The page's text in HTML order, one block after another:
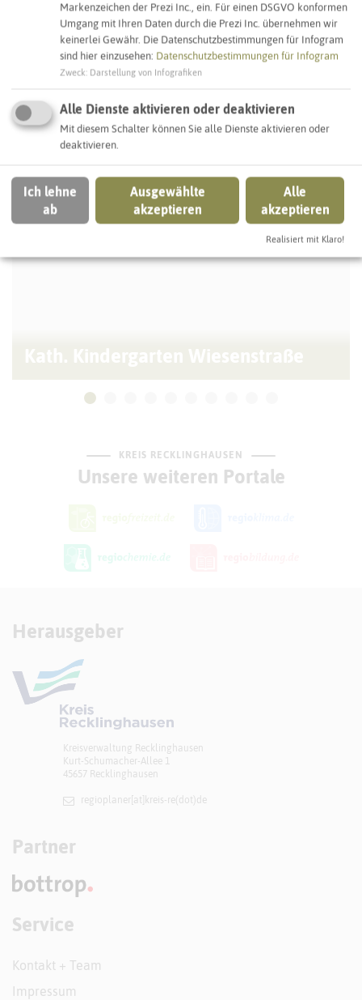
Kindertagestätten Gladbeck
IN DER UMGEBUNG
Was Sie sonst noch entdecken können
GLADBECK
KREIS RECKLINGHAUSEN
Unsere weiteren Portale
Herausgeber
Kreisverwaltung Recklinghausen
Kurt-Schumacher-Allee 1
45657 Recklinghausen
regioplaner[at]​kreis-re(dot)de
Partner
Service
Kontakt + Team
Impressum
Markenzeichen der Prezi Inc., ein. Für einen DSGVO konformen
Umgang mit Ihren Daten durch die Prezi Inc. übernehmen wir
keinerlei Gewähr. Die Datenschutzbestimmungen für Infogram
sind hier einzusehen: Datenschutzbestimmungen für Infogram
Zweck Darstellung von Infografiken
Alle Dienste aktivieren oder deaktivieren
Mit diesem Schalter können Sie alle Dienste aktivieren oder
deaktivieren.
Ich lehne
ab
Ausgewählte
akzeptieren
Alle
akzeptieren
Realisiert mit Klaro!